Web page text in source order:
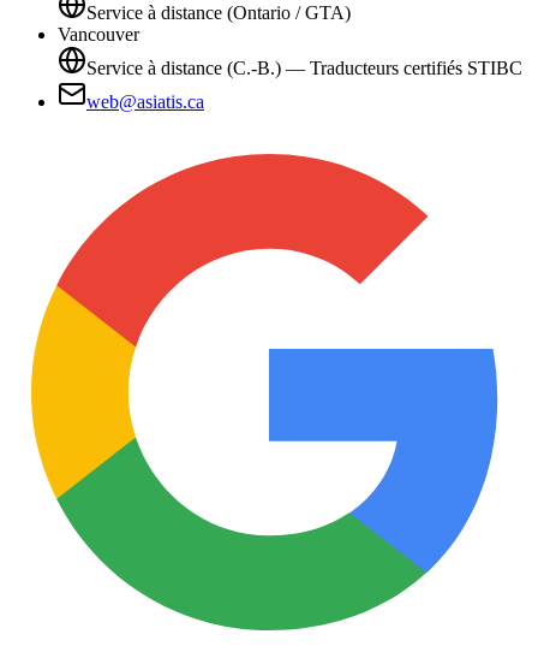
Service à distance (Ontario / GTA)
Vancouver
Service à distance (C.-B.) — Traducteurs certifiés STIBC
web@asiatis.ca